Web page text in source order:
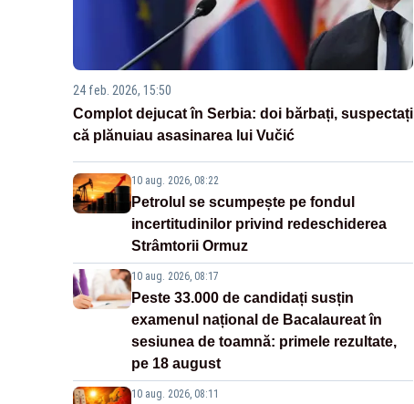
24 feb. 2026, 15:50
Complot dejucat în Serbia: doi bărbați, suspectați
că plănuiau asasinarea lui Vučić
10 aug. 2026, 08:22
Petrolul se scumpește pe fondul
incertitudinilor privind redeschiderea
Strâmtorii Ormuz
10 aug. 2026, 08:17
Peste 33.000 de candidați susțin
examenul național de Bacalaureat în
sesiunea de toamnă: primele rezultate,
pe 18 august
10 aug. 2026, 08:11